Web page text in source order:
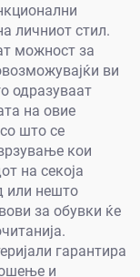
личниот стил.
можност за
ви
одразуваат
на овие
што се
кои
на секоја
или нешто
за обувки ќе
гарантира
и